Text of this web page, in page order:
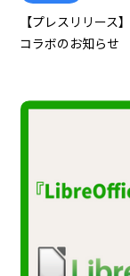
【プレスリリー
コラボのお知らせ